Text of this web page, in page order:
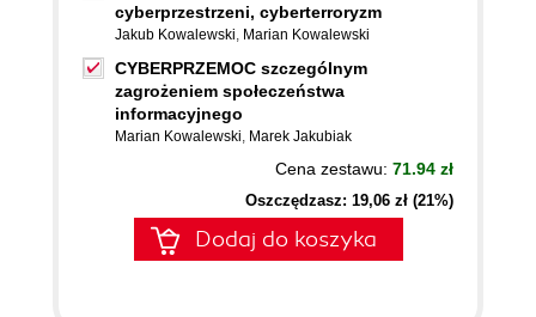
cyberprzestrzeni, cyberterroryzm
Jakub Kowalewski, Marian Kowalewski
CYBERPRZEMOC szczególnym
zagrożeniem społeczeństwa
informacyjnego
Marian Kowalewski, Marek Jakubiak
Cena zestawu: 71.94 zł
Oszczędzasz: 19,06 zł (21%)
Dodaj do koszyka